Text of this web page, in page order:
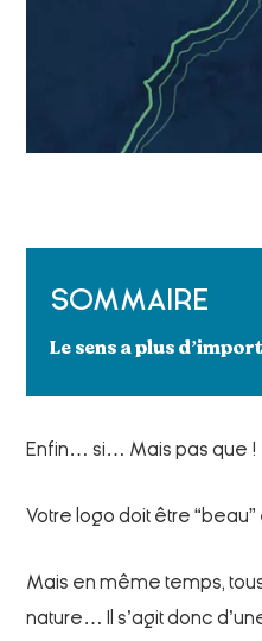
SOMMAIRE
Le sens a plus
Enfin… si… Mais pas que !
Votre logo doit être
Mais en même temps,
nature… Il s’agit donc